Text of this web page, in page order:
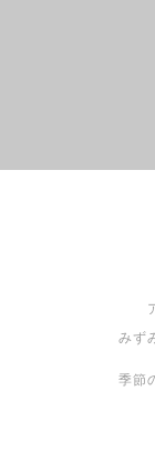
みず
季節